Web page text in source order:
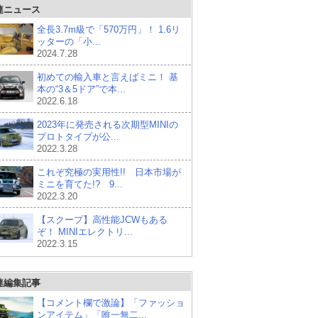
ニュース
全長3.7m級で「570万円」！ 1.6リ
ッターの「小...
2024.7.28
初めての輸入車と言えばミニ！ 基
本の“3＆5ドア”で本...
2022.6.18
2023年に発売される次期型MINIの
プロトタイプが公...
2022.3.28
これぞ究極の実用性!! 日本市場が
ミニを育てた!? 9...
2022.3.20
【スクープ】高性能JCWもある
ぞ！ MINIエレクトリ...
2022.3.15
編集記事
【コメント欄で激論】「ファッショ
ンアイテム」「唯一無二...